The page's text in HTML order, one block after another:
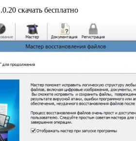
скачать бесплатно